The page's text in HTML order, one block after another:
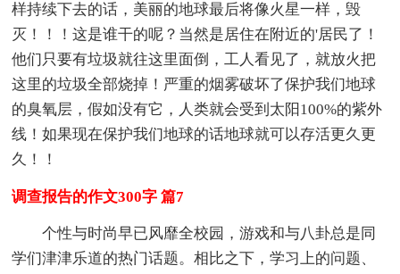
样持续下去的话，美丽的地球最后将像火星一样，毁
灭！！！这是谁干的呢？当然是居住在附近的'居民了！
他们只要有垃圾就往这里面倒，工人看见了，就放火把
这里的垃圾全部烧掉！严重的烟雾破坏了保护我们地球
的臭氧层，假如没有它，人类就会受到太阳100%的紫外
线！如果现在保护我们地球的话地球就可以存活更久更
久！！
调查报告的作文300字 篇7
个性与时尚早已风靡全校园，游戏和与八卦总是同
学们津津乐道的热门话题。相比之下，学习上的问题、